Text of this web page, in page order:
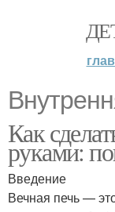
Как
руками:
Введение
Вечная печь —